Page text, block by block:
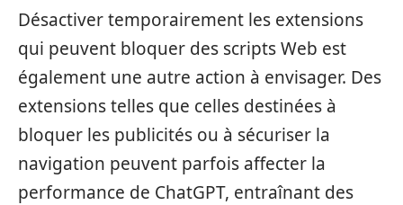
Désactiver temporairement les extensions
qui peuvent bloquer des scripts Web est
également une autre action à envisager. Des
extensions telles que celles destinées à
bloquer les publicités ou à sécuriser la
navigation peuvent parfois affecter la
performance de ChatGPT, entraînant des